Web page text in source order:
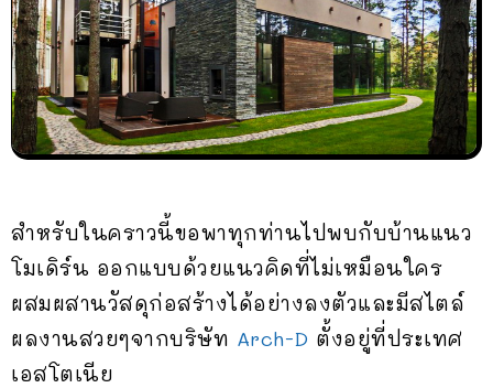
สำหรับในคราวนี้ขอพาทุกท่านไปพบกับบ้านแนว
โมเดิร์น ออกแบบด้วยแนวคิดที่ไม่เหมือนใคร
ผสมผสานวัสดุก่อสร้างได้อย่างลงตัวและมีสไตล์
ผลงานสวยๆจากบริษัท Arch-D ตั้งอยู่ที่ประเทศ
เอสโตเนีย